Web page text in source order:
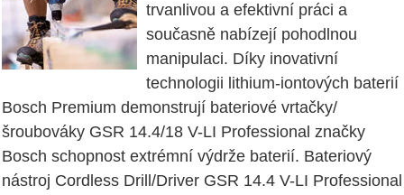
trvanlivou a efektivní práci a
současně nabízejí pohodlnou
manipulaci. Díky inovativní
technologii lithium-iontových baterií
Bosch Premium demonstrují bateriové vrtačky/
šroubováky GSR 14.4/18 V-LI Professional značky
Bosch schopnost extrémní výdrže baterií. Bateriový
nástroj Cordless Drill/Driver GSR 14.4 V-LI Professional